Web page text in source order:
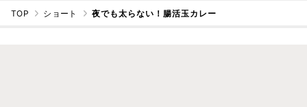
TOP ショート 夜でも太らない！腸活玉カレー